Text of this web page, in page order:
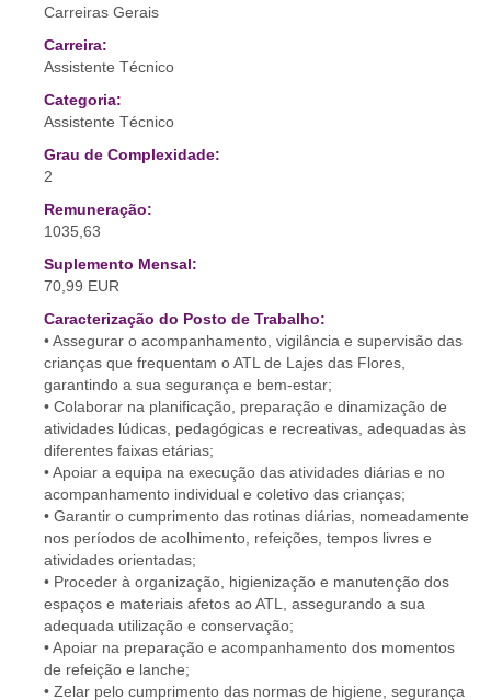
Carreiras Gerais
Carreira:
Assistente Técnico
Categoria:
Assistente Técnico
Grau de Complexidade:
2
Remuneração:
1035,63
Suplemento Mensal:
70,99 EUR
Caracterização do Posto de Trabalho:
• Assegurar o acompanhamento, vigilância e supervisão das
crianças que frequentam o ATL de Lajes das Flores,
garantindo a sua segurança e bem-estar;
• Colaborar na planificação, preparação e dinamização de
atividades lúdicas, pedagógicas e recreativas, adequadas às
diferentes faixas etárias;
• Apoiar a equipa na execução das atividades diárias e no
acompanhamento individual e coletivo das crianças;
• Garantir o cumprimento das rotinas diárias, nomeadamente
nos períodos de acolhimento, refeições, tempos livres e
atividades orientadas;
• Proceder à organização, higienização e manutenção dos
espaços e materiais afetos ao ATL, assegurando a sua
adequada utilização e conservação;
• Apoiar na preparação e acompanhamento dos momentos
de refeição e lanche;
• Zelar pelo cumprimento das normas de higiene, segurança